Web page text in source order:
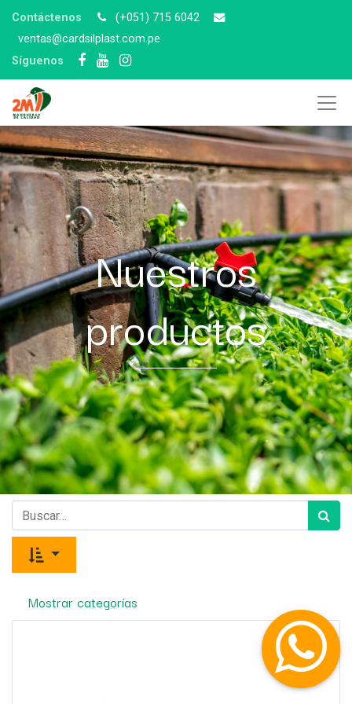
Contáctenos
(+051) 715 6042
ventas@cardsilplast.com.pe
Síguenos
Nuestros
productos
Mostrar categorías